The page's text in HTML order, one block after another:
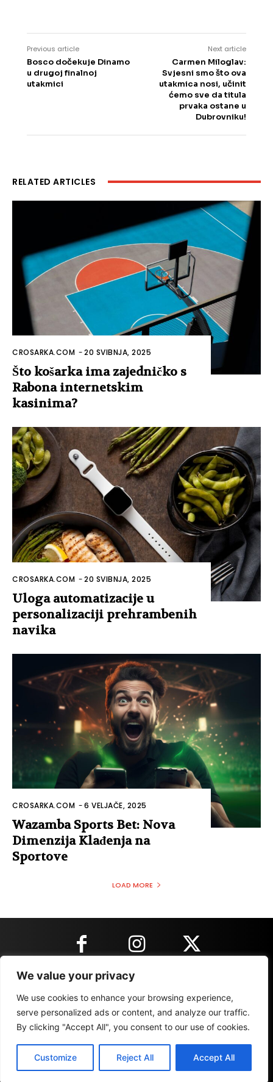
We value your privacy
We use cookies to enhance your browsing experience,
serve personalized ads or content, and analyze our traffic.
By clicking "Accept All", you consent to our use of cookies.
Customize Reject All Accept All
Previous article
Bosco dočekuje Dinamo
u drugoj finalnoj
utakmici
Next article
Carmen Miloglav:
Svjesni smo što ova
utakmica nosi, učinit
ćemo sve da titula
prvaka ostane u
Dubrovniku!
RELATED ARTICLES
CROSARKA.COM -20 SVIBNJA, 2025
Što košarka ima zajedničko s
Rabona internetskim
kasinima?
CROSARKA.COM -20 SVIBNJA, 2025
Uloga automatizacije u
personalizaciji prehrambenih
navika
CROSARKA.COM -6 VELJAČE, 2025
Wazamba Sports Bet: Nova
Dimenzija Klađenja na
Sportove
LOAD MORE
KONTAKT INFORMACIJE
IMPRESSUM MARKETING REZULTATI